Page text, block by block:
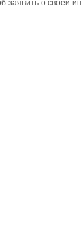
заявить о своей